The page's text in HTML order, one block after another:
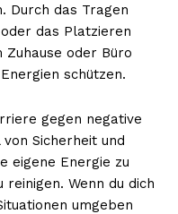
Durch das Tragen
das Platzieren
Zuhause oder Büro
schützen.
gegen negative
Sicherheit und
eigene Energie zu
Wenn du dich
umgeben